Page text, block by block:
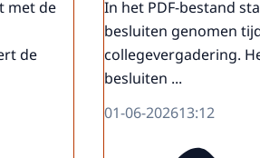
met de
de
In het PDF-bestand
besluiten genomen
collegevergadering.
besluiten ...
01-06-202613:12